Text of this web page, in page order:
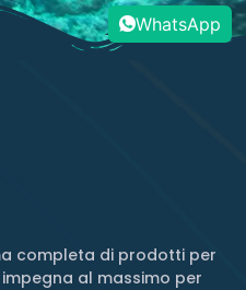
completa di prodotti per
al massimo per
WhatsApp